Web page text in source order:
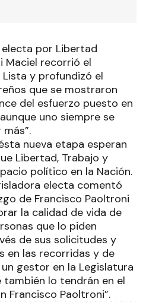
por Libertad
Maciel recorrió el
y profundizó el
que se mostraron
del esfuerzo puesto en
uno siempre se
nueva etapa esperan
Libertad, Trabajo y
político en la Nación.
electa comentó
de Francisco Paoltroni
la calidad de vida de
que lo piden
de sus solicitudes y
en las recorridas y de
gestor en la Legislatura
lo tendrán en el
Francisco Paoltroni”.